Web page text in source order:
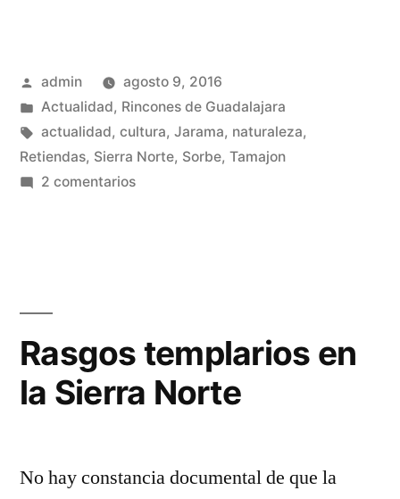
cañón
del
Jarama»
Publicado
por
admin
agosto 9, 2016
Publicado
en
Actualidad, Rincones de Guadalajara
Etiquetas:
actualidad, cultura, Jarama, naturaleza,
Retiendas, Sierra Norte, Sorbe, Tamajon
2 comentariosen
Rasgos templarios en
la Sierra Norte
No hay constancia documental de que la